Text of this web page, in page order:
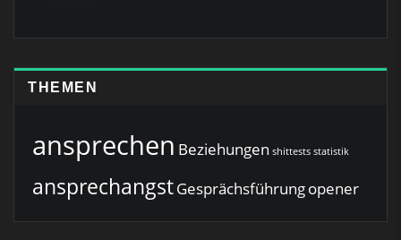
THEMEN
ansprechen Beziehungen shittests statistik
ansprechangstGesprächsführungopener